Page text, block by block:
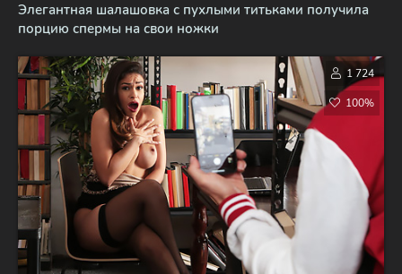
Элегантная шалашовка с пухлыми титьками получила
порцию спермы на свои ножки
1 724
100%